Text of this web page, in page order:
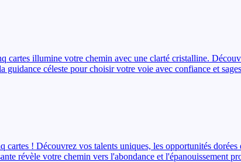
cartes illumine votre chemin avec une clarté cristalline.
guidance céleste pour choisir votre voie avec confiance et
! Découvrez vos talents uniques, les opportunités dorées
révèle votre chemin vers l'abondance et l'épanouissement